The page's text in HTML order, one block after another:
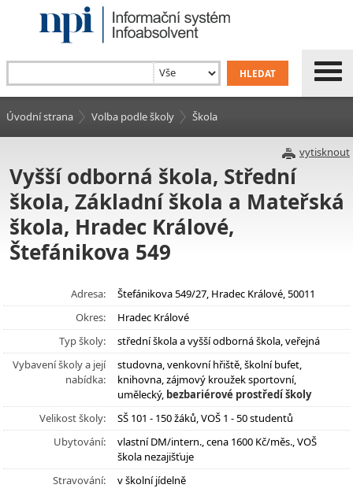
Úvodní strana Volba podle školy Škola
vytisknout
Vyšší odborná škola, Střední
škola, Základní škola a Mateřská
škola, Hradec Králové,
Štefánikova 549
Adresa:
Štefánikova 549/27, Hradec Králové, 50011
Okres:
Hradec Králové
Typ školy:
střední škola a vyšší odborná škola, veřejná
Vybavení školy a její
nabídka:
studovna, venkovní hřiště, školní bufet,
knihovna, zájmový kroužek sportovní,
umělecký, bezbariérové prostředí školy
Velikost školy:
SŠ 101 - 150 žáků, VOŠ 1 - 50 studentů
Ubytování:
vlastní DM/intern., cena 1600 Kč/měs., VOŠ
škola nezajišťuje
Stravování:
v školní jídelně